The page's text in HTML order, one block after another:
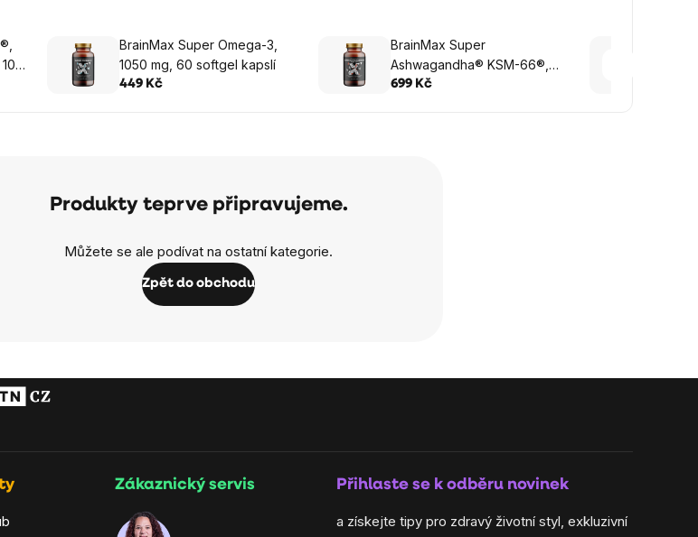
BrainMax Super Omega-3,
1050 mg, 60 softgel kapslí
449 Kč
BrainMax Super
Ashwagandha® KSM-66®,
100 rostlinných kapslí
699 Kč
Produkty teprve připravujeme.
Můžete se ale podívat na ostatní kategorie.
Zpět do obchodu
Zákaznický servis Přihlaste se k odběru novinek
a získejte tipy pro zdravý životní styl, exkluzivní